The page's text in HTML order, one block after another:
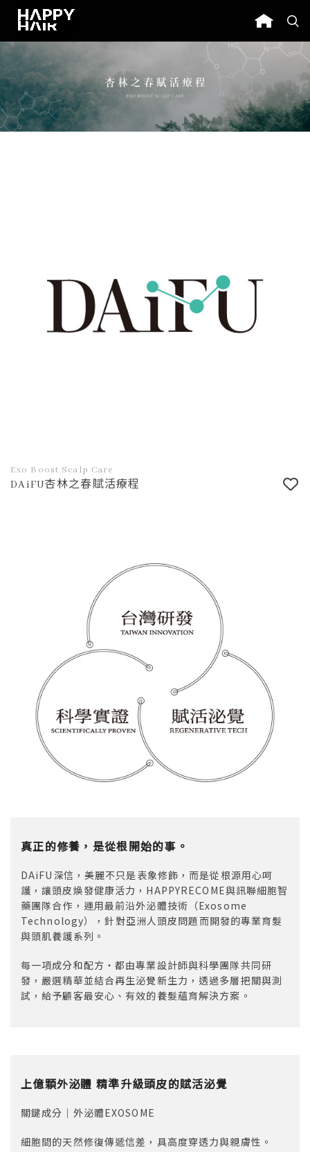
DAiFU杏林之春賦活療程
Exo Boost Scalp Care
真正的修養，是從根開始的事。
DAiFU深信，美麗不只是表象修飾，而是從根源用心呵
護，讓頭皮煥發健康活力，HAPPYRECOME與訊聯細胞智
藥團隊合作，運用最前沿外泌體技術（Exosome
Technology），針對亞洲人頭皮問題而開發的專業育髮
與頭肌養護系列。
每一項成分和配方‧都由專業設計師與科學團隊共同研
發，嚴選精華並結合再生泌覺新生力，透過多層把關與測
試，給予顧客最安心、有效的養髮蘊育解決方案。
上億顆外泌體 精準升級頭皮的賦活泌覺
關鍵成分｜外泌體EXOSOME
細胞間的天然修復傳遞信差，具高度穿透力與親膚性。